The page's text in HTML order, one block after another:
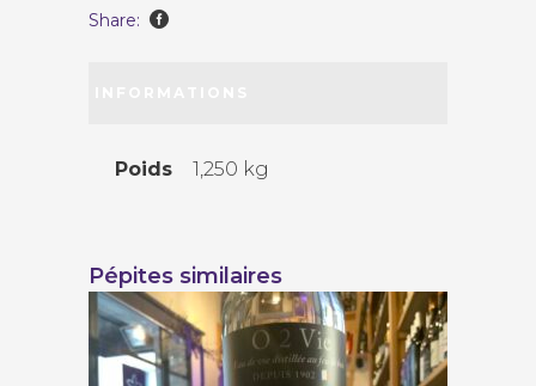
quantity
Share:
Poids 1,250 kg
Pépites similaires